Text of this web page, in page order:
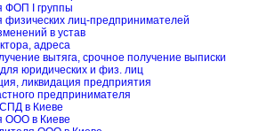
ФОП I группы
физических лиц-предпринимателей
в устав
адреса
вытяга, срочное получение выписки
юридических и физ. лиц
ликвидация предприятия
предпринимателя
в Киеве
ООО в Киеве